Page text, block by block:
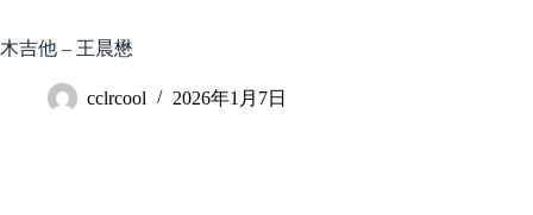
至
内
木吉他 – 王晨懋
cclrcool 2026年1月7日